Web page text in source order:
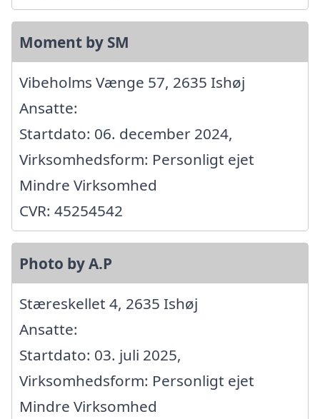
Moment by SM
Vibeholms Vænge 57, 2635 Ishøj
Ansatte:
Startdato: 06. december 2024,
Virksomhedsform: Personligt ejet
Mindre Virksomhed
CVR: 45254542
Photo by A.P
Stæreskellet 4, 2635 Ishøj
Ansatte:
Startdato: 03. juli 2025,
Virksomhedsform: Personligt ejet
Mindre Virksomhed